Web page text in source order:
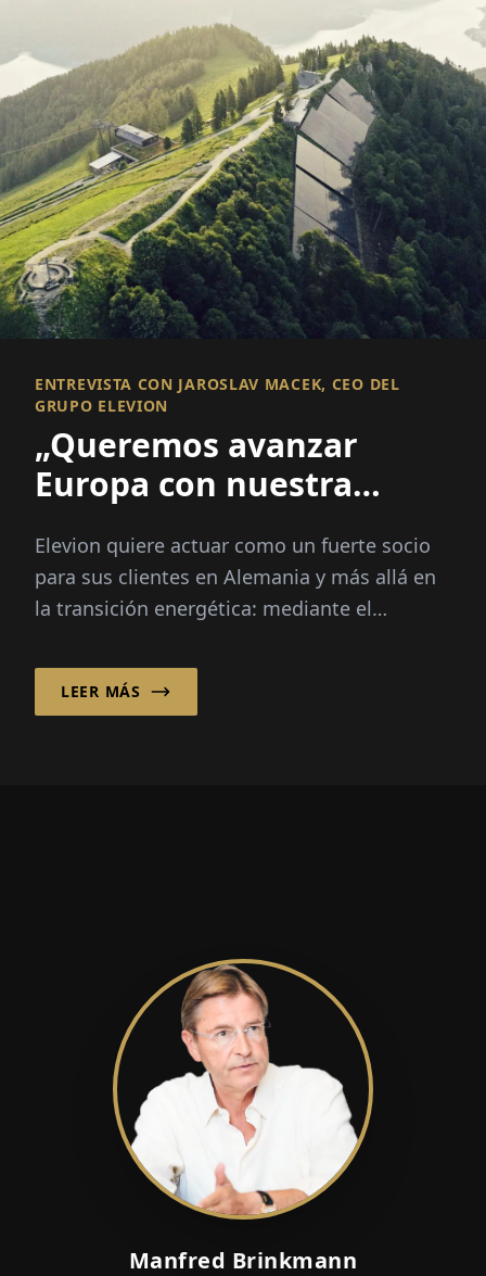
ENTREVISTA CON JAROSLAV MACEK, CEO DEL
GRUPO ELEVION
„Queremos avanzar
Europa con nuestra
Elevion quiere actuar como un fuerte socio
para sus clientes en Alemania y más allá en
la transición energética: mediante el
LEER MÁS
Manfred Brinkmann